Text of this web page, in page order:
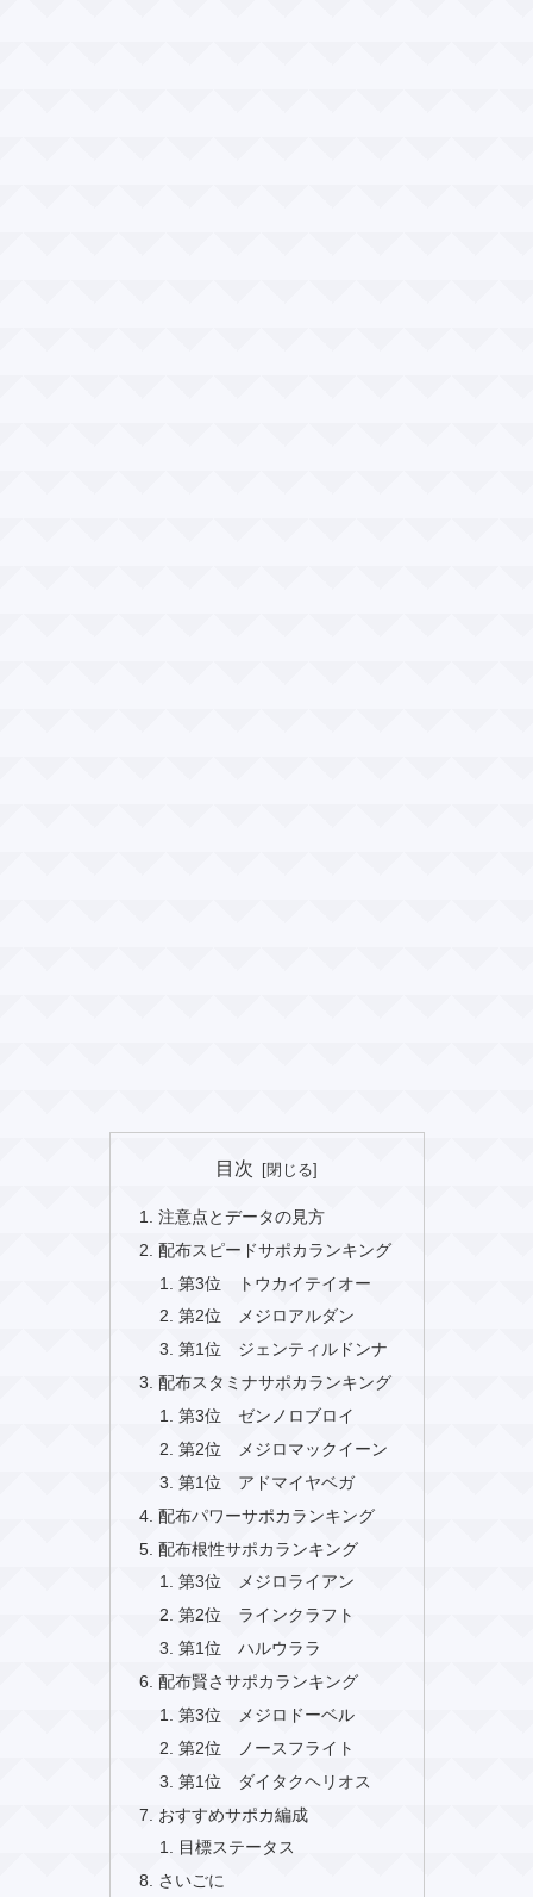
目次
注意点とデータの見方
配布スピードサポカランキング
第3位 トウカイテイオー
第2位 メジロアルダン
第1位 ジェンティルドンナ
配布スタミナサポカランキング
第3位 ゼンノロブロイ
第2位 メジロマックイーン
第1位 アドマイヤベガ
配布パワーサポカランキング
配布根性サポカランキング
第3位 メジロライアン
第2位 ラインクラフト
第1位 ハルウララ
配布賢さサポカランキング
第3位 メジロドーベル
第2位 ノースフライト
第1位 ダイタクヘリオス
おすすめサポカ編成
目標ステータス
さいごに